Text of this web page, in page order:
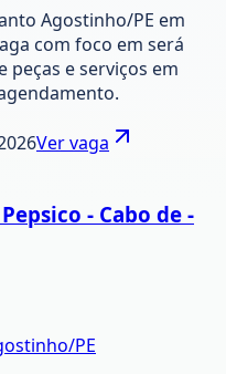
Agostinho/PE em
com foco em será
peças e serviços em
Ver vaga
- Cabo de -
PE